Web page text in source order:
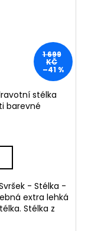
1 699
KČ
–41 %
stélka
barevné
- Stélka -
extra lehká
Stélka z